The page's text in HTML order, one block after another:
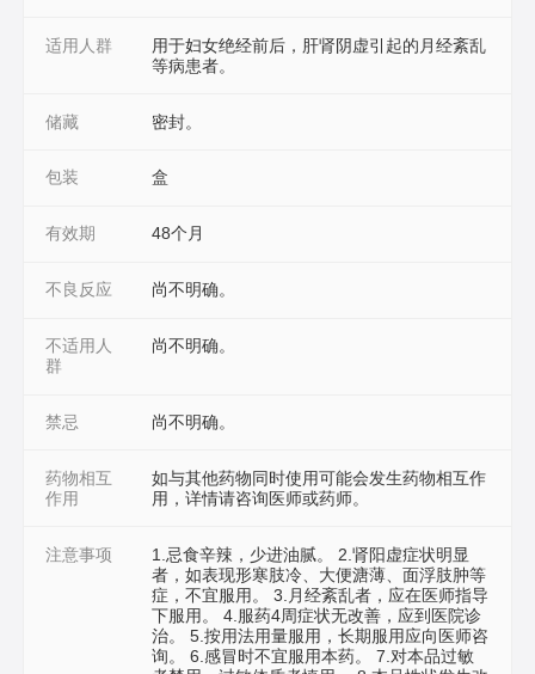
适用人群
用于妇女绝经前后，肝肾阴虚引起的月经紊乱
等病患者。
储藏 密封。
包装 盒
有效期 48个月
不良反应 尚不明确。
不适用人
群
尚不明确。
禁忌 尚不明确。
药物相互
作用
如与其他药物同时使用可能会发生药物相互作
用，详情请咨询医师或药师。
注意事项
1.忌食辛辣，少进油腻。 2.肾阳虚症状明显
者，如表现形寒肢冷、大便溏薄、面浮肢肿等
症，不宜服用。 3.月经紊乱者，应在医师指导
下服用。 4.服药4周症状无改善，应到医院诊
治。 5.按用法用量服用，长期服用应向医师咨
询。 6.感冒时不宜服用本药。 7.对本品过敏